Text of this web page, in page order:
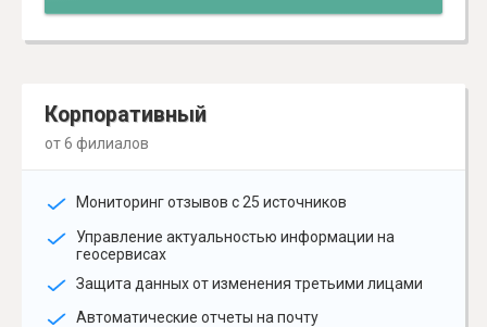
Корпоративный
от 6 филиалов
Мониторинг отзывов с 25 источников
Управление актуальностью информации на
геосервисах
Защита данных от изменения третьими лицами
Автоматические отчеты на почту